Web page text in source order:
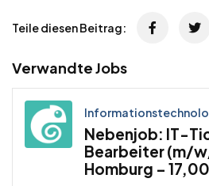
Teile diesen Beitrag:
Verwandte Jobs
Nebenjob: IT-
Bearbeiter (m/
Homburg –